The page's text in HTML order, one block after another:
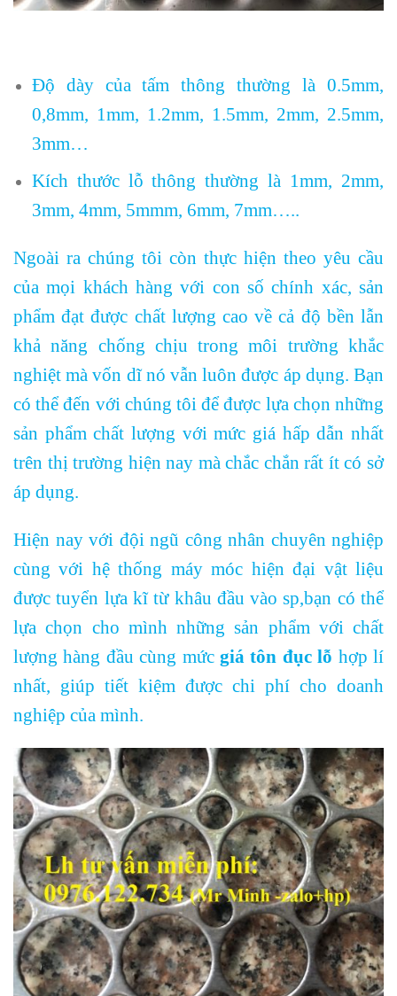
Độ dày của tấm thông thường là 0.5mm,
0,8mm, 1mm, 1.2mm, 1.5mm, 2mm, 2.5mm,
3mm…
Kích thước lỗ thông thường là 1mm, 2mm,
3mm, 4mm, 5mmm, 6mm, 7mm…..
Ngoài ra chúng tôi còn thực hiện theo yêu cầu
của mọi khách hàng với con số chính xác, sản
phẩm đạt được chất lượng cao về cả độ bền lẫn
khả năng chống chịu trong môi trường khắc
nghiệt mà vốn dĩ nó vẫn luôn được áp dụng. Bạn
có thể đến với chúng tôi để được lựa chọn những
sản phẩm chất lượng với mức giá hấp dẫn nhất
trên thị trường hiện nay mà chắc chắn rất ít có sở
áp dụng.
Hiện nay với đội ngũ công nhân chuyên nghiệp
cùng với hệ thống máy móc hiện đại vật liệu
được tuyển lựa kĩ từ khâu đầu vào sp,bạn có thể
lựa chọn cho mình những sản phẩm với chất
lượng hàng đầu cùng mức giá tôn đục lỗ hợp lí
nhất, giúp tiết kiệm được chi phí cho doanh
nghiệp của mình.